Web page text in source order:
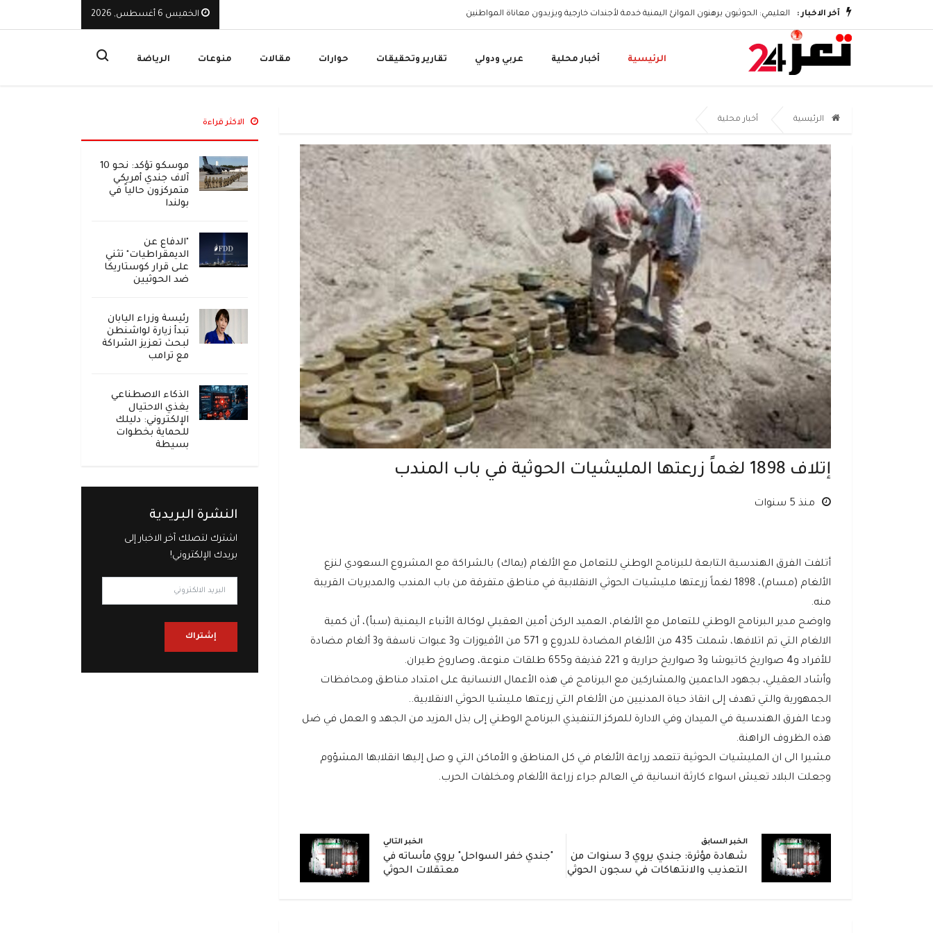
آخر الاخبار : العليمي: الحوثيون يرهنون الموانئ اليمنية خدمة لأجندات خارجية ويزيدون معاناة المواطنين الخميس 6 أغسطس, 2026
الرئيسية أخبار محلية عربي ودولي تقارير وتحقيقات حوارات مقالات منوعات الرياضة
الرئيسية أخبار محلية
إتلاف 1898 لغماً زرعتها المليشيات الحوثية في باب المندب
منذ 5 سنوات
أتلفت الفرق الهندسية التابعة للبرنامج الوطني للتعامل مع الألغام (يماك) بالشراكة مع المشروع السعودي لنزع
الألغام (مسام)، 1898 لغماً زرعتها مليشيات الحوثي الانقلابية في مناطق متفرقة من باب المندب والمديريات القريبة
منه.
واوضح مدير البرنامج الوطني للتعامل مع الألغام، العميد الركن أمين العقيلي لوكالة الأنباء اليمنية (سبأ)، أن كمية
الالغام التي تم اتلافها، شملت 435 من الألغام المضادة للدروع و 571 من الأفيوزات و3 عبوات ناسفة و3 ألغام مضادة
للأفراد و4 صواريخ كاتيوشا و3 صواريخ حرارية و 221 قذيفة و655 طلقات منوعة، وصاروخ طيران.
وأشاد العقيلي، بجهود الداعمين والمشاركين مع البرنامج في هذه الأعمال الانسانية على امتداد مناطق ومحافظات
الجمهورية والتي تهدف إلى انقاذ حياة المدنيين من الألغام التي زرعتها مليشيا الحوثي الانقلابية..
ودعا الفرق الهندسية في الميدان وفي الادارة للمركز التنفيذي البرنامج الوطني إلى بذل المزيد من الجهد و العمل في ضل
هذه الظروف الراهنة.
مشيرا الى ان المليشيات الحوثية تتعمد زراعة الألغام في كل المناطق و الأماكن التي و صل إليها انقلابها المشؤوم
وجعلت البلاد تعيش اسواء كارثة انسانية في العالم جراء زراعة الألغام ومخلفات الحرب.
الخبر السابق
شهادة مؤثرة: جندي يروي 3 سنوات من
التعذيب والانتهاكات في سجون الحوثي
الخبر التالي
"جندي خفر السواحل" يروي مأساته في
معتقلات الحوثي
الاكثر قراءة
موسكو تؤكد: نحو 10
آلاف جندي أمريكي
متمركزون حالياً في
بولندا
"الدفاع عن
الديمقراطيات" تثني
على قرار كوستاريكا
ضد الحوثيين
رئيسة وزراء اليابان
تبدأ زيارة لواشنطن
لبحث تعزيز الشراكة
مع ترامب
الذكاء الاصطناعي
يغذي الاحتيال
الإلكتروني: دليلك
للحماية بخطوات
بسيطة
النشرة البريدية
اشترك لتصلك آخر الاخبار إلى
بريدك الإلكتروني!
إشتراك